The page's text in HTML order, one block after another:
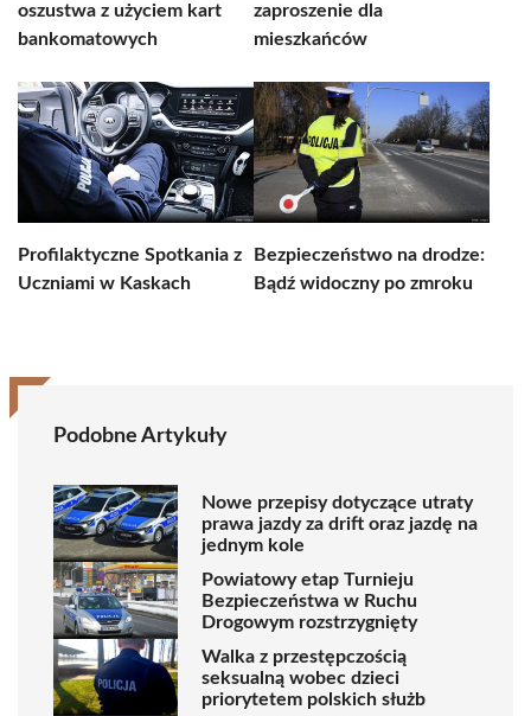
oszustwa z użyciem kart
bankomatowych
zaproszenie dla
mieszkańców
Profilaktyczne Spotkania z
Uczniami w Kaskach
Bezpieczeństwo na drodze:
Bądź widoczny po zmroku
Podobne Artykuły
Nowe przepisy dotyczące utraty
prawa jazdy za drift oraz jazdę na
jednym kole
Powiatowy etap Turnieju
Bezpieczeństwa w Ruchu
Drogowym rozstrzygnięty
Walka z przestępczością
seksualną wobec dzieci
priorytetem polskich służb